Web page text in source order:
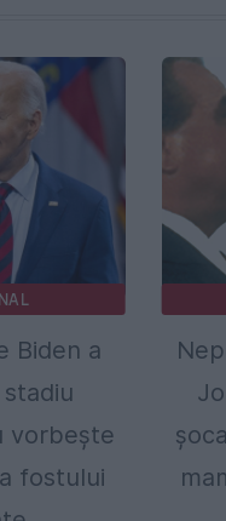
Biden a
vorbește
fostului